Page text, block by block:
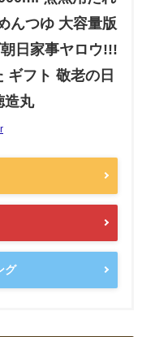
んつゆ 大容量版
日家事ヤロウ!!!
ギフト 敬老の日
造丸
グ